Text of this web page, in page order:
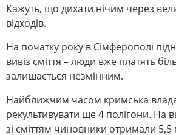
Кажуть, що дихати нічим через
відходів.
На початку року в Сімферополі
вивіз сміття – люди вже платять
залишається незмінним.
Найближчим часом кримська
рекультивувати ще 4 полігони. На
зі сміттям чиновники отримали 5,5